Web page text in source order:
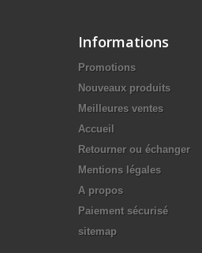
Informations
Promotions
Nouveaux produits
Meilleures ventes
Accueil
Retourner ou échanger
Mentions légales
A propos
Paiement sécurisé
sitemap